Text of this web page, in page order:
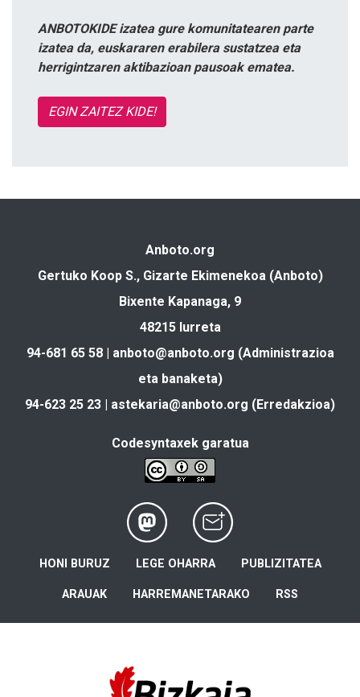
ANBOTOKIDE izatea gure komunitatearen parte
izatea da, euskararen erabilera sustatzea eta
herrigintzaren aktibazioan pausoak ematea.
EGIN ZAITEZ KIDE!
Anboto.org
Gertuko Koop S., Gizarte Ekimenekoa (Anboto)
Bixente Kapanaga, 9
48215 Iurreta
94-681 65 58 | anboto@anboto.org (Administrazioa
eta banaketa)
94-623 25 23 | astekaria@anboto.org (Erredakzioa)
Codesyntaxek garatua
HONI BURUZ LEGE OHARRA PUBLIZITATEA
ARAUAK HARREMANETARAKO RSS